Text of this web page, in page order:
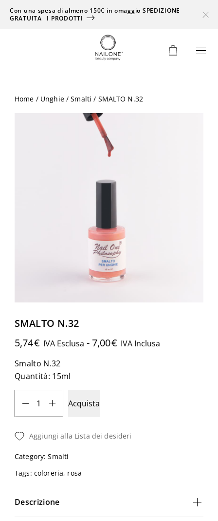
Con una spesa di almeno 150€ in omaggio SPEDIZIONE
GRATUITA
I PRODOTTI
Home / Unghie/Smalti / SMALTO N.32
SMALTO N.32
5,74€ IVA Esclusa -7,00€ IVA Inclusa
Smalto N.32
Quantità: 15ml
Acquista
Aggiungi alla Lista dei desideri
Category:Smalti
Tags: coloreria, rosa
Descrizione